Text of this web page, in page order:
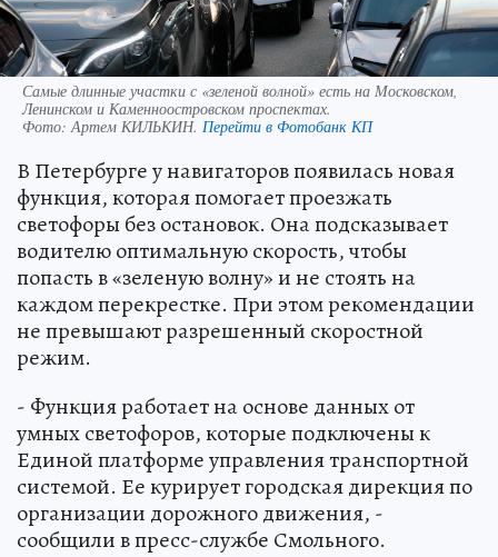
Самые длинные участки с «зеленой волной» есть на Московском,
Ленинском и Каменноостровском проспектах.
Фото:Артем КИЛЬКИН. Перейти в Фотобанк КП
В Петербурге у навигаторов появилась новая
функция, которая помогает проезжать
светофоры без остановок. Она подсказывает
водителю оптимальную скорость, чтобы
попасть в «зеленую волну» и не стоять на
каждом перекрестке. При этом рекомендации
не превышают разрешенный скоростной
режим.
- Функция работает на основе данных от
умных светофоров, которые подключены к
Единой платформе управления транспортной
системой. Ее курирует городская дирекция по
организации дорожного движения, -
сообщили в пресс-службе Смольного.